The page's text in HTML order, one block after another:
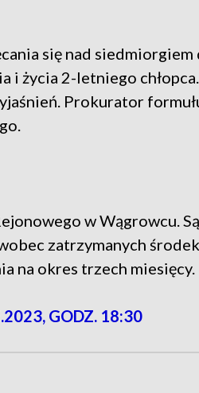
się nad siedmiorgiem
życia 2-letniego
Prokurator
w Wągrowcu.
zatrzymanych
na okres trzech miesięcy.
GODZ. 18:30